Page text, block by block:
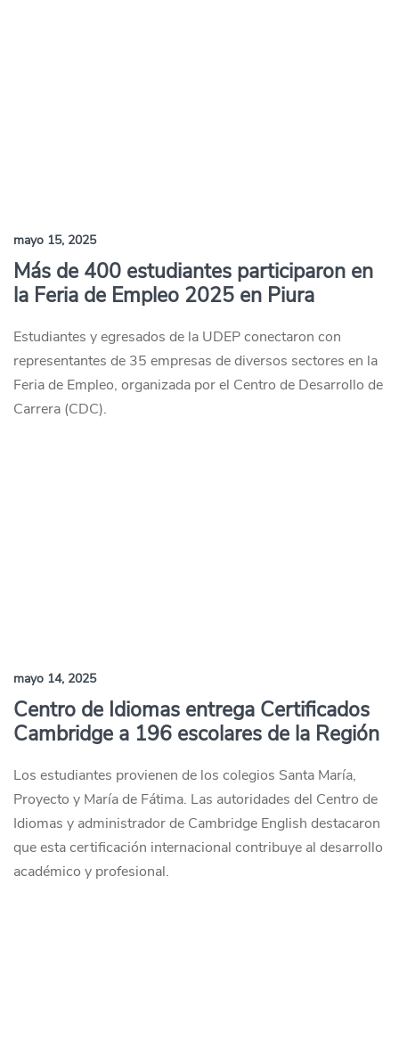
mayo 15, 2025
Más de 400 estudiantes participaron en
la Feria de Empleo 2025 en Piura
Estudiantes y egresados de la UDEP conectaron con
representantes de 35 empresas de diversos sectores en la
Feria de Empleo, organizada por el Centro de Desarrollo de
Carrera (CDC).
mayo 14, 2025
Centro de Idiomas entrega Certificados
Cambridge a 196 escolares de la Región
Los estudiantes provienen de los colegios Santa María,
Proyecto y María de Fátima. Las autoridades del Centro de
Idiomas y administrador de Cambridge English destacaron
que esta certificación internacional contribuye al desarrollo
académico y profesional.